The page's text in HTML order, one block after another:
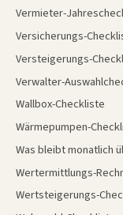
Vermieter-
Versicherungs-
Versteigerungs-
Verwalter-
Wallbox-Checkliste
Wärmepumpen-
Was bleibt monatlich
Wertermittlungs-
Wertsteigerungs-